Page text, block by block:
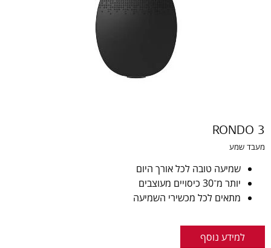
RONDO 3
מעבד שמע
שמיעה טובה לכל אורך היום
יותר מ־30 כיסויים מעוצבים
מתאים לכל מכשירי השמיעה
למידע נוסף